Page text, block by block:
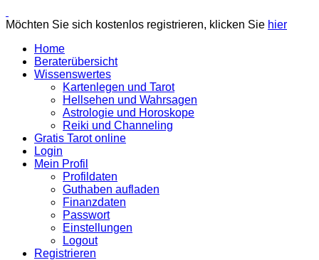
Möchten Sie sich kostenlos registrieren, klicken Sie hier
Home
Beraterübersicht
Wissenswertes
Kartenlegen und Tarot
Hellsehen und Wahrsagen
Astrologie und Horoskope
Reiki und Channeling
Gratis Tarot online
Login
Mein Profil
Profildaten
Guthaben aufladen
Finanzdaten
Passwort
Einstellungen
Logout
Registrieren